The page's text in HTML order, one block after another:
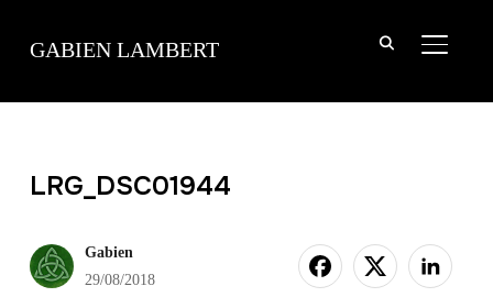
GABIEN LAMBERT
LRG_DSC01944
Gabien
29/08/2018